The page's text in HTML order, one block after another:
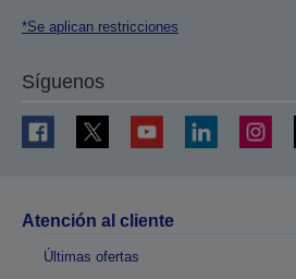
*Se aplican restricciones
Síguenos
Atención al cliente
Últimas ofertas